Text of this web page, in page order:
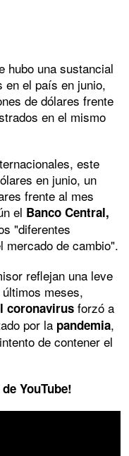
hubo una sustancial
en el país en junio,
de dólares frente
en el mismo
este
en junio, un
frente al mes
el Banco Central,
"diferentes
mercado de cambio".
reflejan una leve
meses,
coronavirus forzó a
por la pandemia,
de contener el
YouTube!